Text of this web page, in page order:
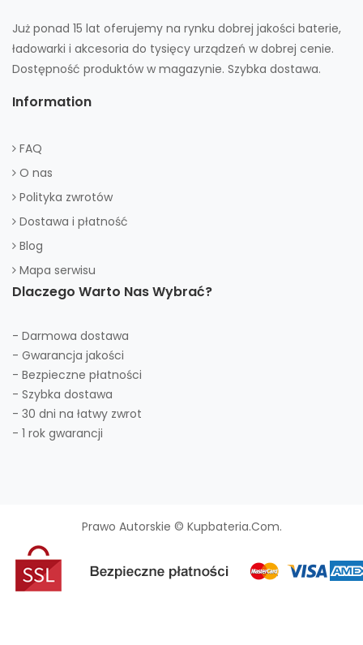
Już ponad 15 lat oferujemy na rynku dobrej jakości baterie,
ładowarki i akcesoria do tysięcy urządzeń w dobrej cenie.
Dostępność produktów w magazynie. Szybka dostawa.
Information
FAQ
O nas
Polityka zwrotów
Dostawa i płatność
Blog
Mapa serwisu
Dlaczego Warto Nas Wybrać?
- Darmowa dostawa
- Gwarancja jakości
- Bezpieczne płatności
- Szybka dostawa
- 30 dni na łatwy zwrot
- 1 rok gwarancji
Prawo Autorskie © Kupbateria.com.